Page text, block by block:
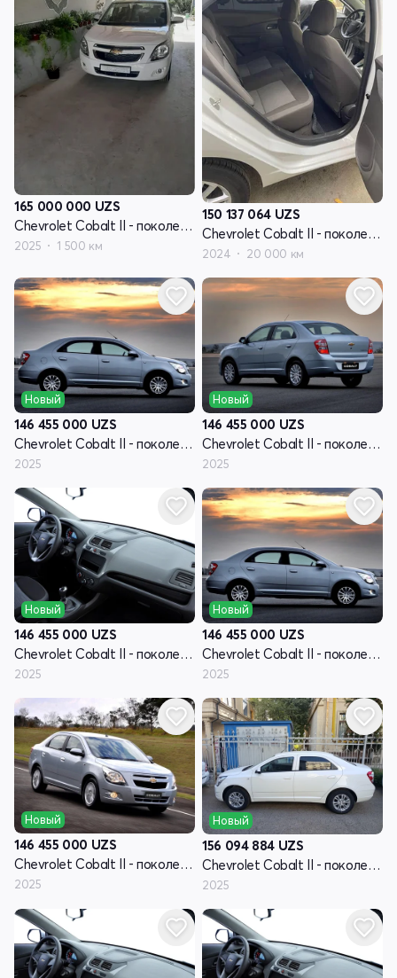
165 000 000 UZS
Chevrolet Cobalt II - поколение рестайлинг
2025 1 500 км
150 137 064 UZS
Chevrolet Cobalt II - поколение рестайлинг
2024 20 000 км
Новый
146 455 000 UZS
Chevrolet Cobalt II - поколение рестайлинг
2025
Новый
146 455 000 UZS
Chevrolet Cobalt II - поколение рестайлинг
2025
Новый
146 455 000 UZS
Chevrolet Cobalt II - поколение рестайлинг
2025
Новый
146 455 000 UZS
Chevrolet Cobalt II - поколение рестайлинг
2025
Новый
146 455 000 UZS
Chevrolet Cobalt II - поколение рестайлинг
2025
Новый
156 094 884 UZS
Chevrolet Cobalt II - поколение рестайлинг
2025